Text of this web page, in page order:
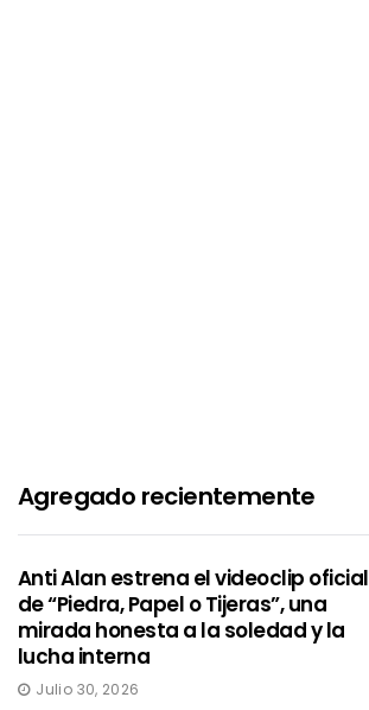
Agregado recientemente
Anti Alan estrena el videoclip oficial
de “Piedra, Papel o Tijeras”, una
mirada honesta a la soledad y la
lucha interna
Julio 30, 2026